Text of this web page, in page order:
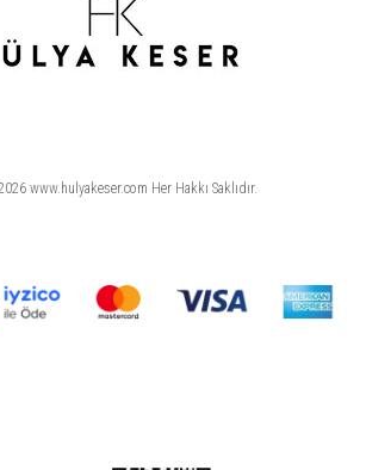
www.hulyakeser.com Her Hakkı Saklıdır.